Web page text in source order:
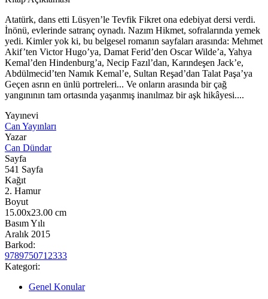
Atatürk, dans etti Lüsyen’le Tevfik Fikret ona edebiyat dersi verdi.
İnönü, evlerinde satranç oynadı. Nazım Hikmet, sofralarında yemek
yedi. Kimler yok ki, bu belgesel romanın sayfaları arasında: Mehmet
Akif’ten Victor Hugo’ya, Damat Ferid’den Oscar Wilde’a, Yahya
Kemal’den Hindenburg’a, Necip Fazıl’dan, Karındeşen Jack’e,
Abdülmecid’ten Namık Kemal’e, Sultan Reşad’dan Talat Paşa’ya
Geçen asrın en ünlü portreleri... Ve onların arasında bir çağ
yangınının tam ortasında yaşanmış inanılmaz bir aşk hikâyesi....
Yayınevi
Can Yayınları
Yazar
Can Dündar
Sayfa
541 Sayfa
Kağıt
2. Hamur
Boyut
15.00x23.00 cm
Basım Yılı
Aralık 2015
Barkod:
9789750712333
Kategori:
Genel Konular